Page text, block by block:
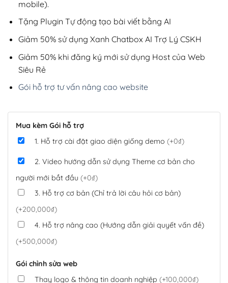
mobile).
Tặng Plugin Tự động tạo bài viết bằng AI
Giảm 50% sử dụng Xanh Chatbox AI Trợ Lý CSKH
Giảm 50% khi đăng ký mới sử dụng Host của Web
Siêu Rẻ
Gói hỗ trợ tư vấn nâng cao website
Mua kèm Gói hỗ trợ
1. Hỗ trợ cài đặt giao diện giống demo (+0₫)
2. Video hướng dẫn sử dụng Theme cơ bản cho
người mới bắt đầu (+0₫)
3. Hỗ trợ cơ bản (Chỉ trả lời câu hỏi cơ bản)
(+200,000₫)
4. Hỗ trợ nâng cao (Hướng dẫn giải quyết vấn đề)
(+500,000₫)
Gói chỉnh sửa web
Thay logo & thông tin doanh nghiệp (+100,000₫)